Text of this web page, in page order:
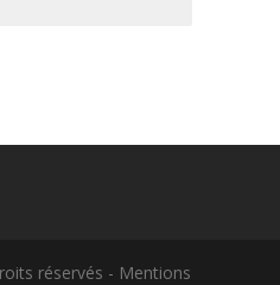
réservés - Mentions